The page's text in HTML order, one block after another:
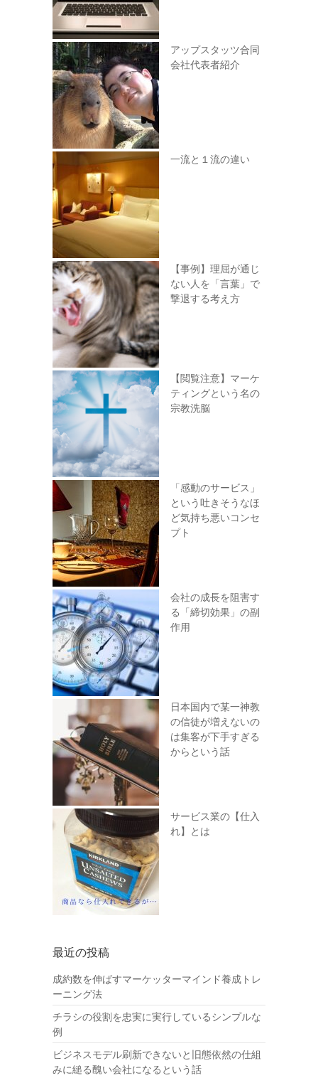
アップスタッツ合同
会社代表者紹介
一流と１流の違い
【事例】理屈が通じ
ない人を「言葉」で
撃退する考え方
【閲覧注意】マーケ
ティングという名の
宗教洗脳
「感動のサービス」
という吐きそうなほ
ど気持ち悪いコンセ
プト
会社の成長を阻害す
る「締切効果」の副
作用
日本国内で某一神教
の信徒が増えないの
は集客が下手すぎる
からという話
サービス業の【仕入
れ】とは
最近の投稿
成約数を伸ばすマーケッターマインド養成トレ
ーニング法
チラシの役割を忠実に実行しているシンプルな
例
ビジネスモデル刷新できないと旧態依然の仕組
みに縋る醜い会社になるという話